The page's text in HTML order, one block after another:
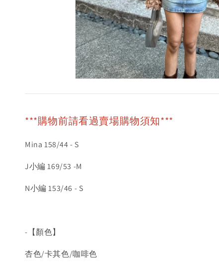
***購物前請看過賣場購物須知***
Mina 158/44 - S
J小編 169/53 -M
N小編 153/46 - S
-【顏色】
杏色/卡其色/咖啡色